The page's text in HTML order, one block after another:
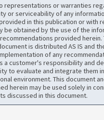
representations or warranties
or serviceability of any
in this publication or with
be obtained by the use of the
provided herein.
is distributed AS IS and
of any
a customer's responsibility and
to evaluate and integrate them
environment. This document
herein may be used solely in
discussed in this document.